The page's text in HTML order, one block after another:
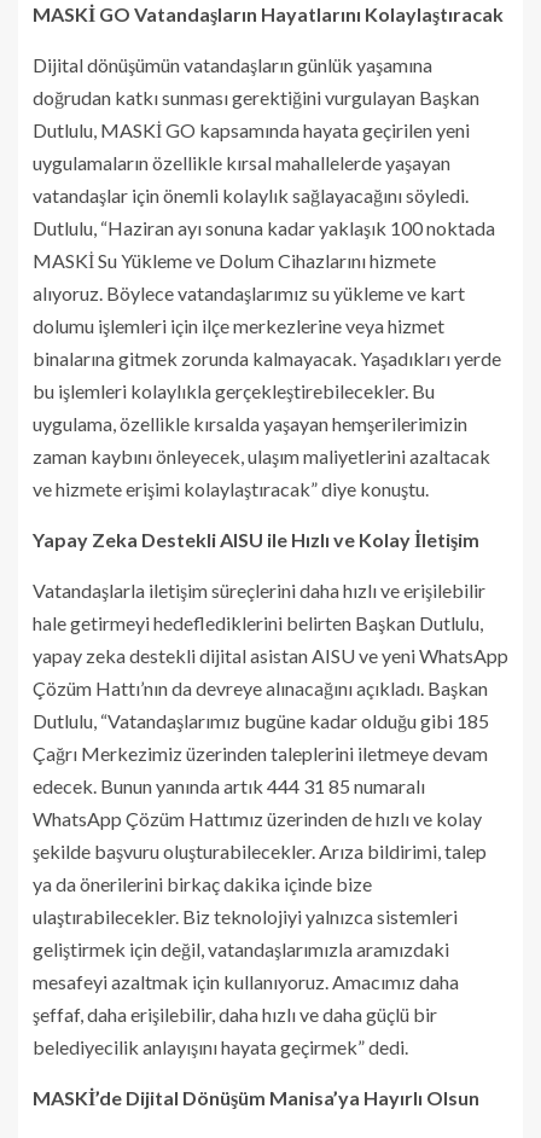
MASKİ GO Vatandaşların Hayatlarını Kolaylaştıracak
Dijital dönüşümün vatandaşların günlük yaşamına
doğrudan katkı sunması gerektiğini vurgulayan Başkan
Dutlulu, MASKİ GO kapsamında hayata geçirilen yeni
uygulamaların özellikle kırsal mahallelerde yaşayan
vatandaşlar için önemli kolaylık sağlayacağını söyledi.
Dutlulu, “Haziran ayı sonuna kadar yaklaşık 100 noktada
MASKİ Su Yükleme ve Dolum Cihazlarını hizmete
alıyoruz. Böylece vatandaşlarımız su yükleme ve kart
dolumu işlemleri için ilçe merkezlerine veya hizmet
binalarına gitmek zorunda kalmayacak. Yaşadıkları yerde
bu işlemleri kolaylıkla gerçekleştirebilecekler. Bu
uygulama, özellikle kırsalda yaşayan hemşerilerimizin
zaman kaybını önleyecek, ulaşım maliyetlerini azaltacak
ve hizmete erişimi kolaylaştıracak” diye konuştu.
Yapay Zeka Destekli AISU ile Hızlı ve Kolay İletişim
Vatandaşlarla iletişim süreçlerini daha hızlı ve erişilebilir
hale getirmeyi hedeflediklerini belirten Başkan Dutlulu,
yapay zeka destekli dijital asistan AISU ve yeni WhatsApp
Çözüm Hattı’nın da devreye alınacağını açıkladı. Başkan
Dutlulu, “Vatandaşlarımız bugüne kadar olduğu gibi 185
Çağrı Merkezimiz üzerinden taleplerini iletmeye devam
edecek. Bunun yanında artık 444 31 85 numaralı
WhatsApp Çözüm Hattımız üzerinden de hızlı ve kolay
şekilde başvuru oluşturabilecekler. Arıza bildirimi, talep
ya da önerilerini birkaç dakika içinde bize
ulaştırabilecekler. Biz teknolojiyi yalnızca sistemleri
geliştirmek için değil, vatandaşlarımızla aramızdaki
mesafeyi azaltmak için kullanıyoruz. Amacımız daha
şeffaf, daha erişilebilir, daha hızlı ve daha güçlü bir
belediyecilik anlayışını hayata geçirmek” dedi.
MASKİ’de Dijital Dönüşüm Manisa’ya Hayırlı Olsun